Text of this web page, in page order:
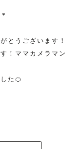
とうございます！
！ママカメラマン
た🍊